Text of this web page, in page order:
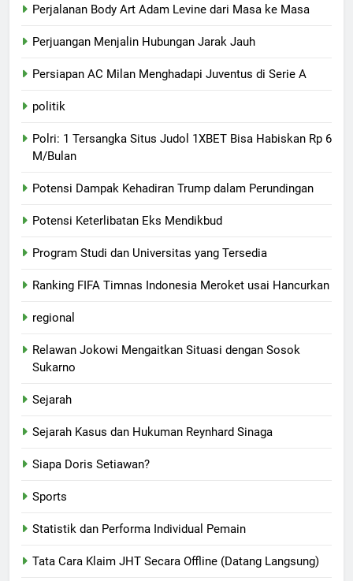
Perjalanan Body Art Adam Levine dari Masa ke Masa
Perjuangan Menjalin Hubungan Jarak Jauh
Persiapan AC Milan Menghadapi Juventus di Serie A
politik
Polri: 1 Tersangka Situs Judol 1XBET Bisa Habiskan Rp 6
M/Bulan
Potensi Dampak Kehadiran Trump dalam Perundingan
Potensi Keterlibatan Eks Mendikbud
Program Studi dan Universitas yang Tersedia
Ranking FIFA Timnas Indonesia Meroket usai Hancurkan
regional
Relawan Jokowi Mengaitkan Situasi dengan Sosok
Sukarno
Sejarah
Sejarah Kasus dan Hukuman Reynhard Sinaga
Siapa Doris Setiawan?
Sports
Statistik dan Performa Individual Pemain
Tata Cara Klaim JHT Secara Offline (Datang Langsung)